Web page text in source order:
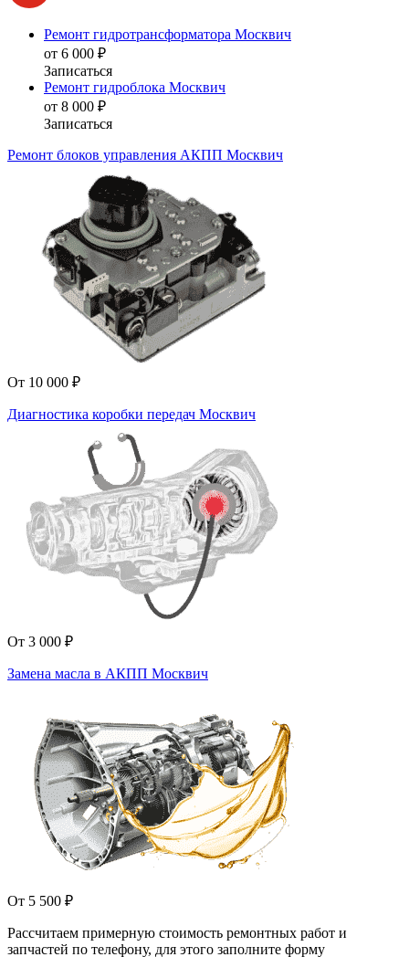
Ремонт гидротрансформатора Москвич
от 6 000 ₽
Записаться
Ремонт гидроблока Москвич
от 8 000 ₽
Записаться
Ремонт блоков управления АКПП Москвич
От 10 000 ₽
Диагностика коробки передач Москвич
От 3 000 ₽
Замена масла в АКПП Москвич
От 5 500 ₽
Рассчитаем примерную стоимость ремонтных работ и
запчастей по телефону, для этого заполните форму